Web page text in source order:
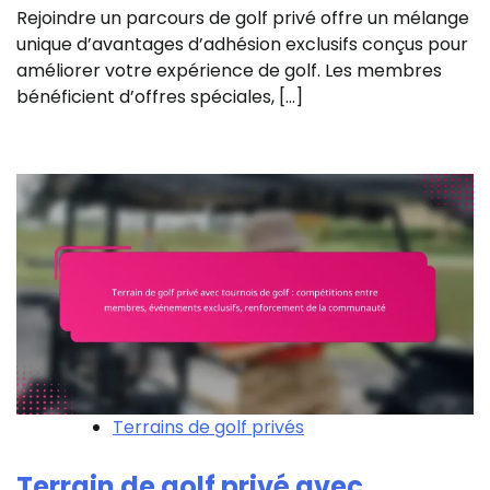
Rejoindre un parcours de golf privé offre un mélange
unique d’avantages d’adhésion exclusifs conçus pour
améliorer votre expérience de golf. Les membres
bénéficient d’offres spéciales, […]
Terrains de golf privés